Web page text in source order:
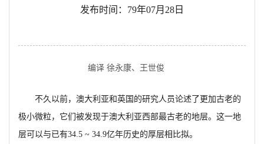
发布时间：79年07月28日
编译 徐永康、王世俊
不久以前，澳大利亚和英国的研究人员论述了更加古老的
极小微粒，它们被发现于澳大利亚西部最古老的地层。这一地
层可以与已有34.5 ~ 34.9亿年历史的厚层相比拟。